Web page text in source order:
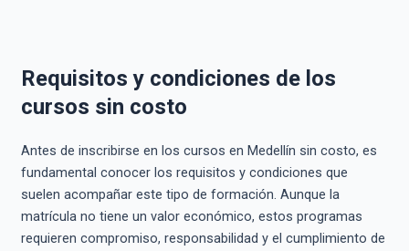
Requisitos y condiciones de los
cursos sin costo
Antes de inscribirse en los cursos en Medellín sin costo, es
fundamental conocer los requisitos y condiciones que
suelen acompañar este tipo de formación. Aunque la
matrícula no tiene un valor económico, estos programas
requieren compromiso, responsabilidad y el cumplimiento de